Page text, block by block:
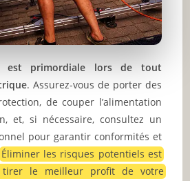
est primordiale lors de tout
. Assurez-vous de porter des
de couper l’alimentation
et, si nécessaire, consultez un
pour garantir conformités et
Éliminer les risques potentiels est
le meilleur profit de votre